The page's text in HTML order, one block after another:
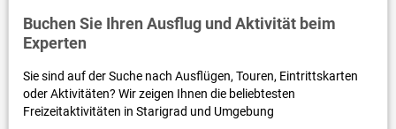
Buchen Sie Ihren Ausflug und Aktivität beim
Experten
Sie sind auf der Suche nach Ausflügen, Touren, Eintrittskarten
oder Aktivitäten? Wir zeigen Ihnen die beliebtesten
Freizeitaktivitäten in Starigrad und Umgebung